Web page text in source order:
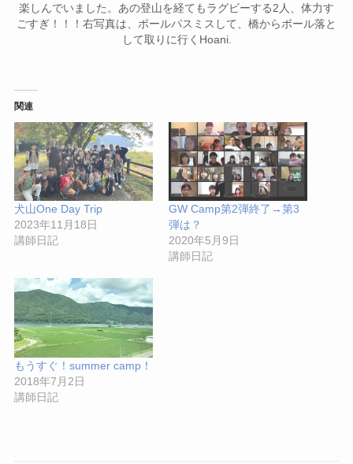
楽しんでいました。あの登山を経てもラグビーする2人、体力す
ごすぎ！！！右写真は、ボールパスミスして、橋からボール落と
して取りに行くHoani.
関連
犬山One Day Trip
2023年11月18日
講師日記
GW Camp第2弾終了→第3
弾は？
2020年5月9日
講師日記
もうすぐ！summer camp！
2018年7月2日
講師日記